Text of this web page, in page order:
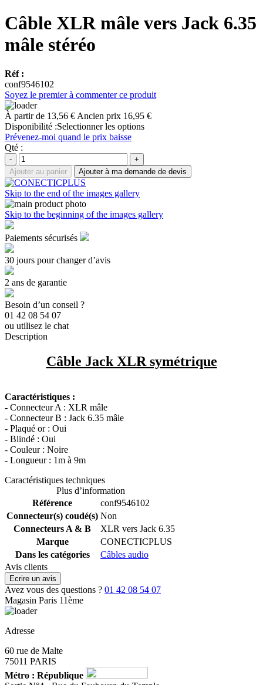
Câble XLR mâle vers Jack 6.35
mâle stéréo
Réf :
conf9546102
Soyez le premier à commenter ce produit
À partir de 13,56 € Ancien prix 16,95 €
Disponibilité :Selectionner les options
Prévenez-moi quand le prix baisse
Qté :
-
+
Ajouter au panier
Ajouter à ma demande de devis
Skip to the end of the images gallery
Skip to the beginning of the images gallery
Paiements sécurisés
30 jours pour changer d’avis
2 ans de garantie
Besoin d’un conseil ?
01 42 08 54 07
ou utilisez le chat
Description
Câble Jack XLR symétrique
Caractéristiques :
- Connecteur A : XLR mâle
- Connecteur B : Jack 6.35 mâle
- Plaqué or : Oui
- Blindé : Oui
- Couleur : Noire
- Longueur : 1m à 9m
Caractéristiques techniques
Plus d’information
Référence
conf9546102
Connecteur(s) coudé(s) Non
Connecteurs A & B
XLR vers Jack 6.35
Marque
CONECTICPLUS
Dans les catégories
Câbles audio
Avis clients
Ecrire un avis
Avez vous des questions ? 01 42 08 54 07
Magasin Paris 11ème
Adresse
60 rue de Malte
75011 PARIS
Métro : République